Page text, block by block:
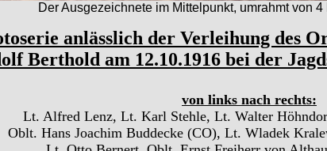
Der Ausgezeichnete im Mittelpunkt, umrahmt von
anlässlich der Verleihung des
Berthold am 12.10.1916 bei der
von links nach rechts:
Lt. Alfred Lenz, Lt. Karl Stehle, Lt. Walter
Oblt. Hans Joachim Buddecke (CO), Lt. Wladek